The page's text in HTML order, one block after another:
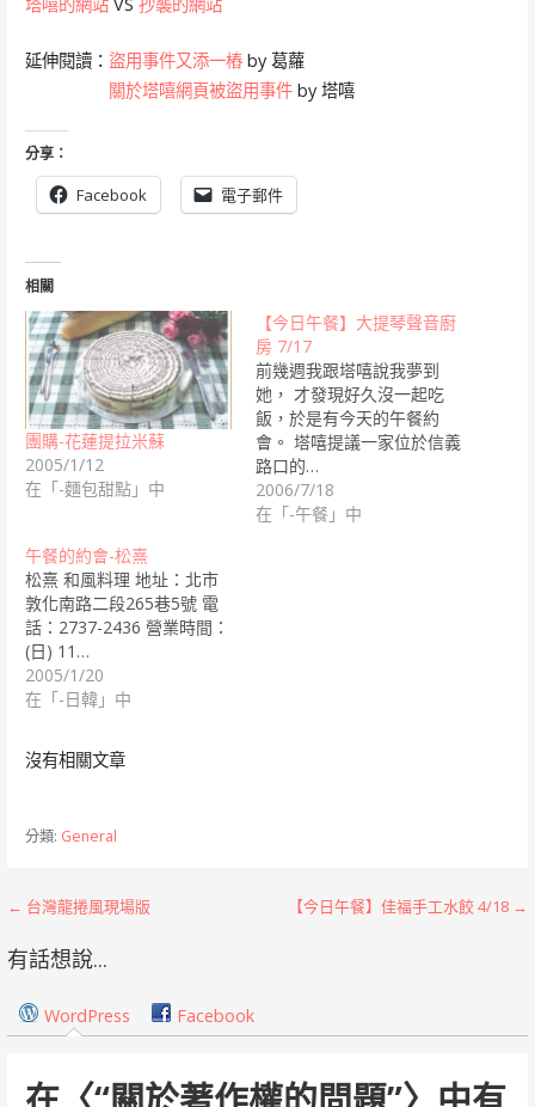
延伸閱讀： 盜用事件又添一樁by 葛蘿
關於塔嘻網頁被盜用事件by 塔嘻
分享：
Facebook 電子郵件
相關
團購-花蓮提拉米蘇
2005/1/12
在「-麵包甜點」中
【今日午餐】大提琴聲音廚
房 7/17
前幾週我跟塔嘻說我夢到
她， 才發現好久沒一起吃
飯，於是有今天的午餐約
會。 塔嘻提議一家位於信義
路口的…
2006/7/18
在「-午餐」中
午餐的約會-松熹
松熹 和風料理 地址：北市
敦化南路二段265巷5號 電
話：2737-2436 營業時間：
(日) 11…
2005/1/20
在「-日韓」中
沒有相關文章
分類: General
文
章
導
覽
← 台灣龍捲風現場版 【今日午餐】佳福手工水餃 4/18 →
有話想說...
WordPress Facebook